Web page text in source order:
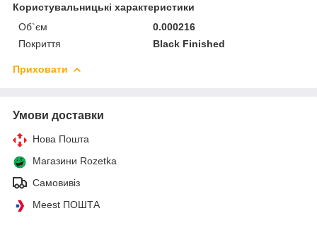
Користувальницькі характеристики
Об`єм
0.000216
Покриття
Black Finished
Приховати
Умови доставки
Нова Пошта
Магазини Rozetka
Самовивіз
Meest ПОШТА